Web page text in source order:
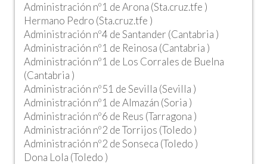
Administración nº1 de Arona (Sta.cruz.tfe )
Hermano Pedro (Sta.cruz.tfe )
Administración nº4 de Santander (Cantabria )
Administración nº1 de Reinosa (Cantabria )
Administración nº1 de Los Corrales de Buelna
(Cantabria )
Administración nº51 de Sevilla (Sevilla )
Administración nº1 de Almazán (Soria )
Administración nº6 de Reus (Tarragona )
Administración nº2 de Torrijos (Toledo )
Administración nº2 de Sonseca (Toledo )
Dona Lola (Toledo )